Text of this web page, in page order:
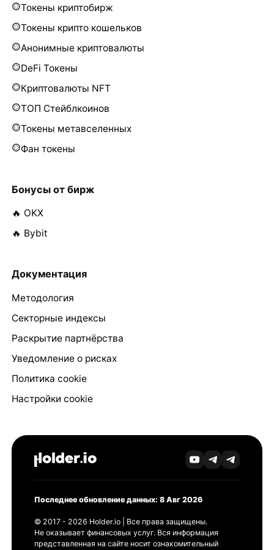
Токены криптобирж
Токены крипто кошельков
Анонимные криптовалюты
DeFi Токены
Криптовалюты NFT
ТОП Стейблкоинов
Токены метавселенных
Фан токены
Бонусы от бирж
🔥 OKX
🔥 Bybit
Документация
Методология
Секторные индексы
Раскрытие партнёрства
Уведомление о рисках
Политика cookie
Настройки cookie
Последнее обновление данных: 8 Авг 2026
© 2017 - 2026 Holder.io | Все права защищены.
Не оказывает финансовых услуг. Вся информация
представленная на сайте носит ознакомительный